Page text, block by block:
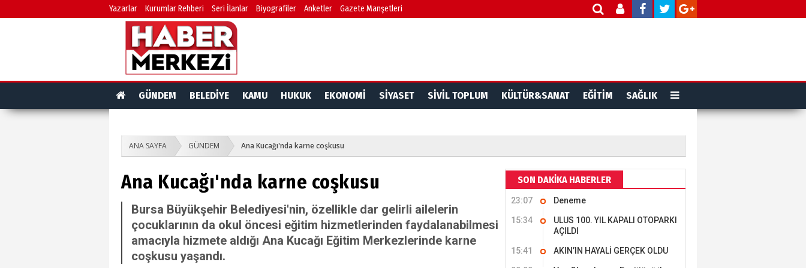
Yazarlar Kurumlar Rehberi Seri İlanlar Biyografiler Anketler Gazete Manşetleri
GÜNDEM BELEDİYE KAMU HUKUK EKONOMİ SİYASET SİVİL TOPLUM KÜLTÜR&SANAT EĞİTİM SAĞLIK
ANA SAYFA GÜNDEM Ana Kucağı'nda karne coşkusu
Ana Kucağı'nda karne coşkusu
Bursa Büyükşehir Belediyesi'nin, özellikle dar gelirli ailelerin
çocuklarının da okul öncesi eğitim hizmetlerinden faydalanabilmesi
amacıyla hizmete aldığı Ana Kucağı Eğitim Merkezlerinde karne
coşkusu yaşandı.
SON DAKİKA HABERLER
23:07 Deneme
15:34
ULUS 100. YIL KAPALI OTOPARKI
AÇILDI
15:41 AKIN’IN HAYALİ GERÇEK OLDU
Dr. MEHMET ÖZDEMİR
BAŞYAZI - Sağlık turizminde
önemli başarı…
NECDET BULUZ
NAMIK KEMAL ZEYBEK